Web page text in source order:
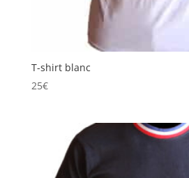
T-shirt blanc
25€